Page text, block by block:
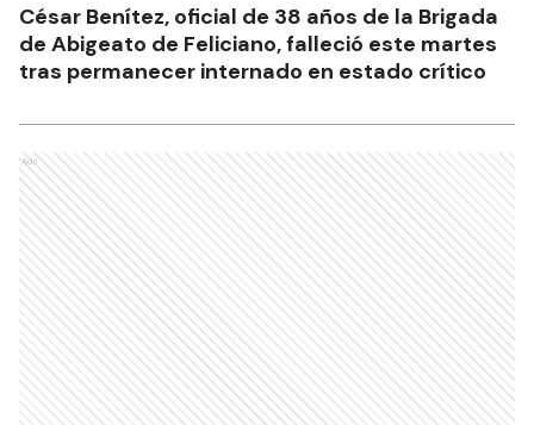
César Benítez, oficial de 38 años de la Brigada
de Abigeato de Feliciano, falleció este martes
tras permanecer internado en estado crítico
Ads